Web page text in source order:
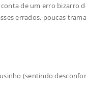
de um erro bizarro
errados, poucas
(sentindo